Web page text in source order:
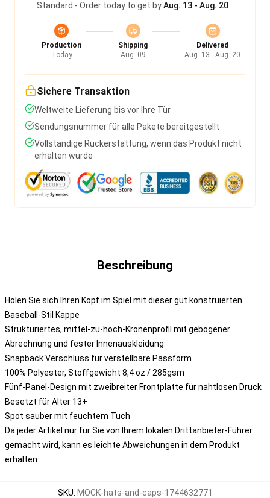
Standard - Order today to get byAug. 13 - Aug. 20
Production
Today
Shipping
Aug. 09
Delivered
Aug. 13 - Aug. 20
Sichere Transaktion
Weltweite Lieferung bis vor Ihre Tür
Sendungsnummer für alle Pakete bereitgestellt
Vollständige Rückerstattung, wenn das Produkt nicht
erhalten wurde
Beschreibung
Holen Sie sich Ihren Kopf im Spiel mit dieser gut konstruierten
Baseball-Stil Kappe
Strukturiertes, mittel-zu-hoch-Kronenprofil mit gebogener
Abrechnung und fester Innenauskleidung
Snapback Verschluss für verstellbare Passform
100% Polyester, Stoffgewicht 8,4 oz / 285gsm
Fünf-Panel-Design mit zweibreiter Frontplatte für nahtlosen Druck
Besetzt für Alter 13+
Spot sauber mit feuchtem Tuch
Da jeder Artikel nur für Sie von Ihrem lokalen Drittanbieter-Führer
gemacht wird, kann es leichte Abweichungen in dem Produkt
erhalten
SKU: MOCK-hats-and-caps-1744632771